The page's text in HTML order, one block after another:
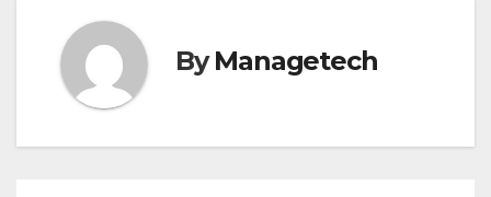
シ
ョ
ン
ByManagetech